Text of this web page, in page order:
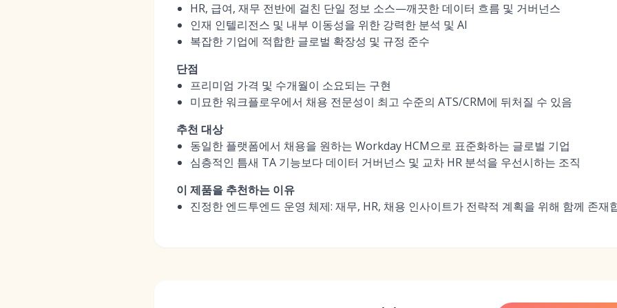
HR, 급여, 재무 전반에 걸친 단일 정보 소스—깨끗한 데이터 흐름 및 거버넌스
인재 인텔리전스 및 내부 이동성을 위한 강력한 분석 및 AI
복잡한 기업에 적합한 글로벌 확장성 및 규정 준수
단점
프리미엄 가격 및 수개월이 소요되는 구현
미묘한 워크플로우에서 채용 전문성이 최고 수준의 ATS/CRM에 뒤처질 수 있음
추천 대상
동일한 플랫폼에서 채용을 원하는 Workday HCM으로 표준화하는 글로벌 기업
심층적인 틈새 TA 기능보다 데이터 거버넌스 및 교차 HR 분석을 우선시하는 조직
이 제품을 추천하는 이유
진정한 엔드투엔드 운영 체제: 재무, HR, 채용 인사이트가 전략적 계획을 위해 함께 존재